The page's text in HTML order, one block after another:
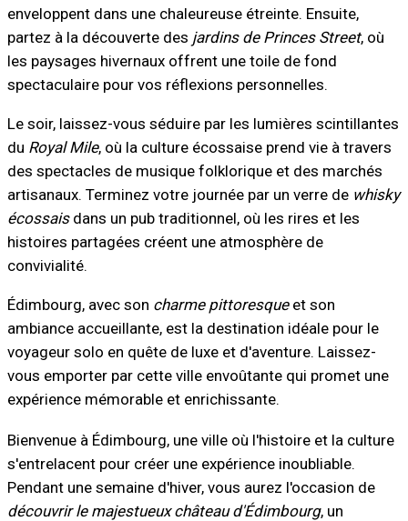
enveloppent dans une chaleureuse étreinte. Ensuite,
partez à la découverte des jardins de Princes Street, où
les paysages hivernaux offrent une toile de fond
spectaculaire pour vos réflexions personnelles.
Le soir, laissez-vous séduire par les lumières scintillantes
du Royal Mile, où la culture écossaise prend vie à travers
des spectacles de musique folklorique et des marchés
artisanaux. Terminez votre journée par un verre de whisky
écossaisdans un pub traditionnel, où les rires et les
histoires partagées créent une atmosphère de
convivialité.
Édimbourg, avec son charme pittoresqueet son
ambiance accueillante, est la destination idéale pour le
voyageur solo en quête de luxe et d'aventure. Laissez-
vous emporter par cette ville envoûtante qui promet une
expérience mémorable et enrichissante.
Bienvenue à Édimbourg, une ville où l'histoire et la culture
s'entrelacent pour créer une expérience inoubliable.
Pendant une semaine d'hiver, vous aurez l'occasion de
découvrir le majestueux château d'Édimbourg, un